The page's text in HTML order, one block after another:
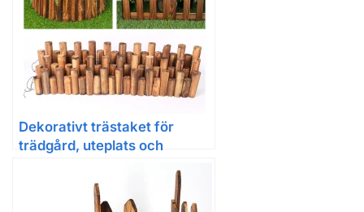
Dekorativt trästaket för
trädgård, uteplats och